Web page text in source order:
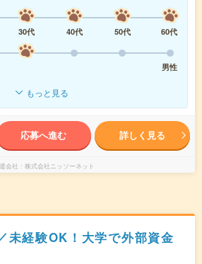
30代 40代 50代
60代
男性
もっと見る
応募へ進む 詳しく見る
会社 株式会社ニッソーネット
未経験OK！大学で外部資金